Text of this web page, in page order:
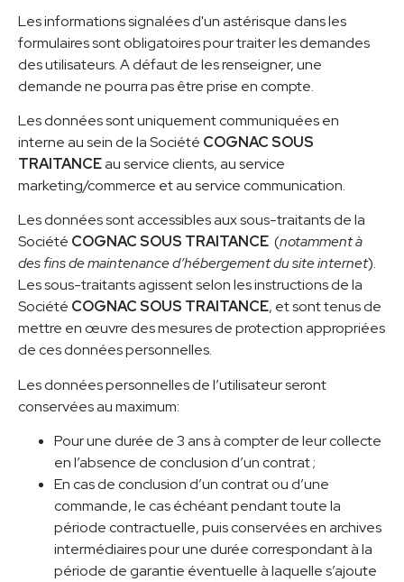
Les informations signalées d'un astérisque dans les
formulaires sont obligatoires pour traiter les demandes
des utilisateurs. A défaut de les renseigner, une
demande ne pourra pas être prise en compte.
Les données sont uniquement communiquées en
interne au sein de la Société COGNAC SOUS
TRAITANCEau service clients,auservice
marketing/commerce et au service communication.
Les données sont accessibles aux sous-traitants de la
Société COGNAC SOUS TRAITANCE (notamment à
des fins de maintenance d’hébergement du site internet).
Les sous-traitants agissent selon les instructions de la
Société COGNAC SOUS TRAITANCE, et sont tenus de
mettre en œuvre des mesures de protection appropriées
de ces données personnelles.
Les données personnelles de l’utilisateur seront
conservées au maximum:
Pour une durée de 3 ans à compter de leur collecte
en l’absence de conclusion d’un contrat ;
En cas de conclusion d’un contrat ou d’une
commande, le cas échéant pendant toute la
période contractuelle, puis conservées en archives
intermédiaires pour une durée correspondant à la
période de garantie éventuelle à laquelle s’ajoute